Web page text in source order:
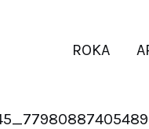
ROKA